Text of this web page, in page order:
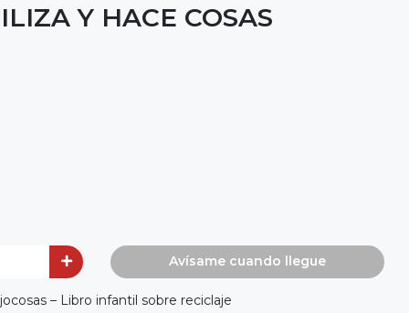
Y HACE COSAS
Avísame cuando llegue
– Libro infantil sobre reciclaje